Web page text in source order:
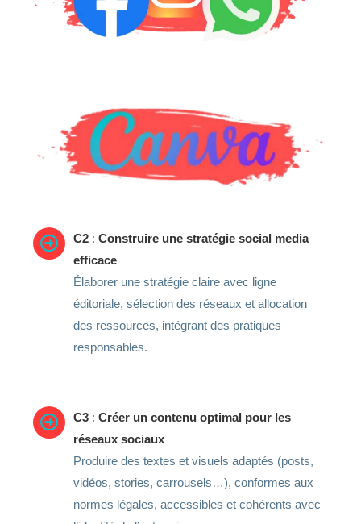
C2 :Construire une stratégie social media
efficace
Élaborer une stratégie claire avec ligne
éditoriale, sélection des réseaux et allocation
des ressources, intégrant des pratiques
responsables.
C3 :Créer un contenu optimal pour les
réseaux sociaux
Produire des textes et visuels adaptés (posts,
vidéos, stories, carrousels…), conformes aux
normes légales, accessibles et cohérents avec